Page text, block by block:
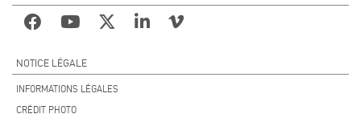
NOTICE LÉGALE
INFORMATIONS LÉGALES
CRÉDIT PHOTO